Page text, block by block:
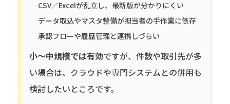
CSV／Excelが乱立し、最新版が分かりにくい
データ取込やマスタ整備が担当者の手作業に依存
承認フローや履歴管理と連携しづらい
小〜中規模では有効ですが、件数や取引先が多
い場合は、クラウドや専門システムとの併用も
検討したいところです。